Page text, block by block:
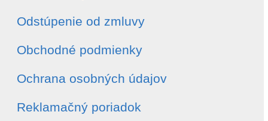
Odstúpenie od zmluvy
Obchodné podmienky
Ochrana osobných údajov
Reklamačný poriadok